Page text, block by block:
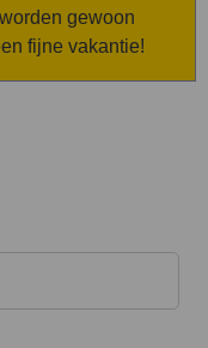
gewoon
fijne vakantie!